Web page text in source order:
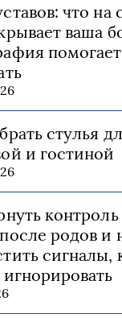
что на
ваша
стулья
и гостиной
контроль
родов и
сигналы,
игнорировать